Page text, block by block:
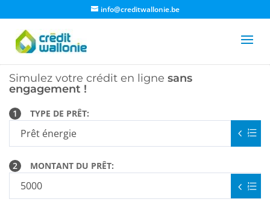
info@creditwallonie.be
Simulez votre crédit en ligne sans
engagement !
1 TYPE DE PRÊT:
2 MONTANT DU PRÊT: